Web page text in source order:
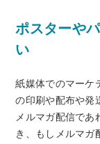
ポスターや
い
紙媒体でのマーケ
の印刷や配布や発
メルマガ配信であ
き、もしメルマガ